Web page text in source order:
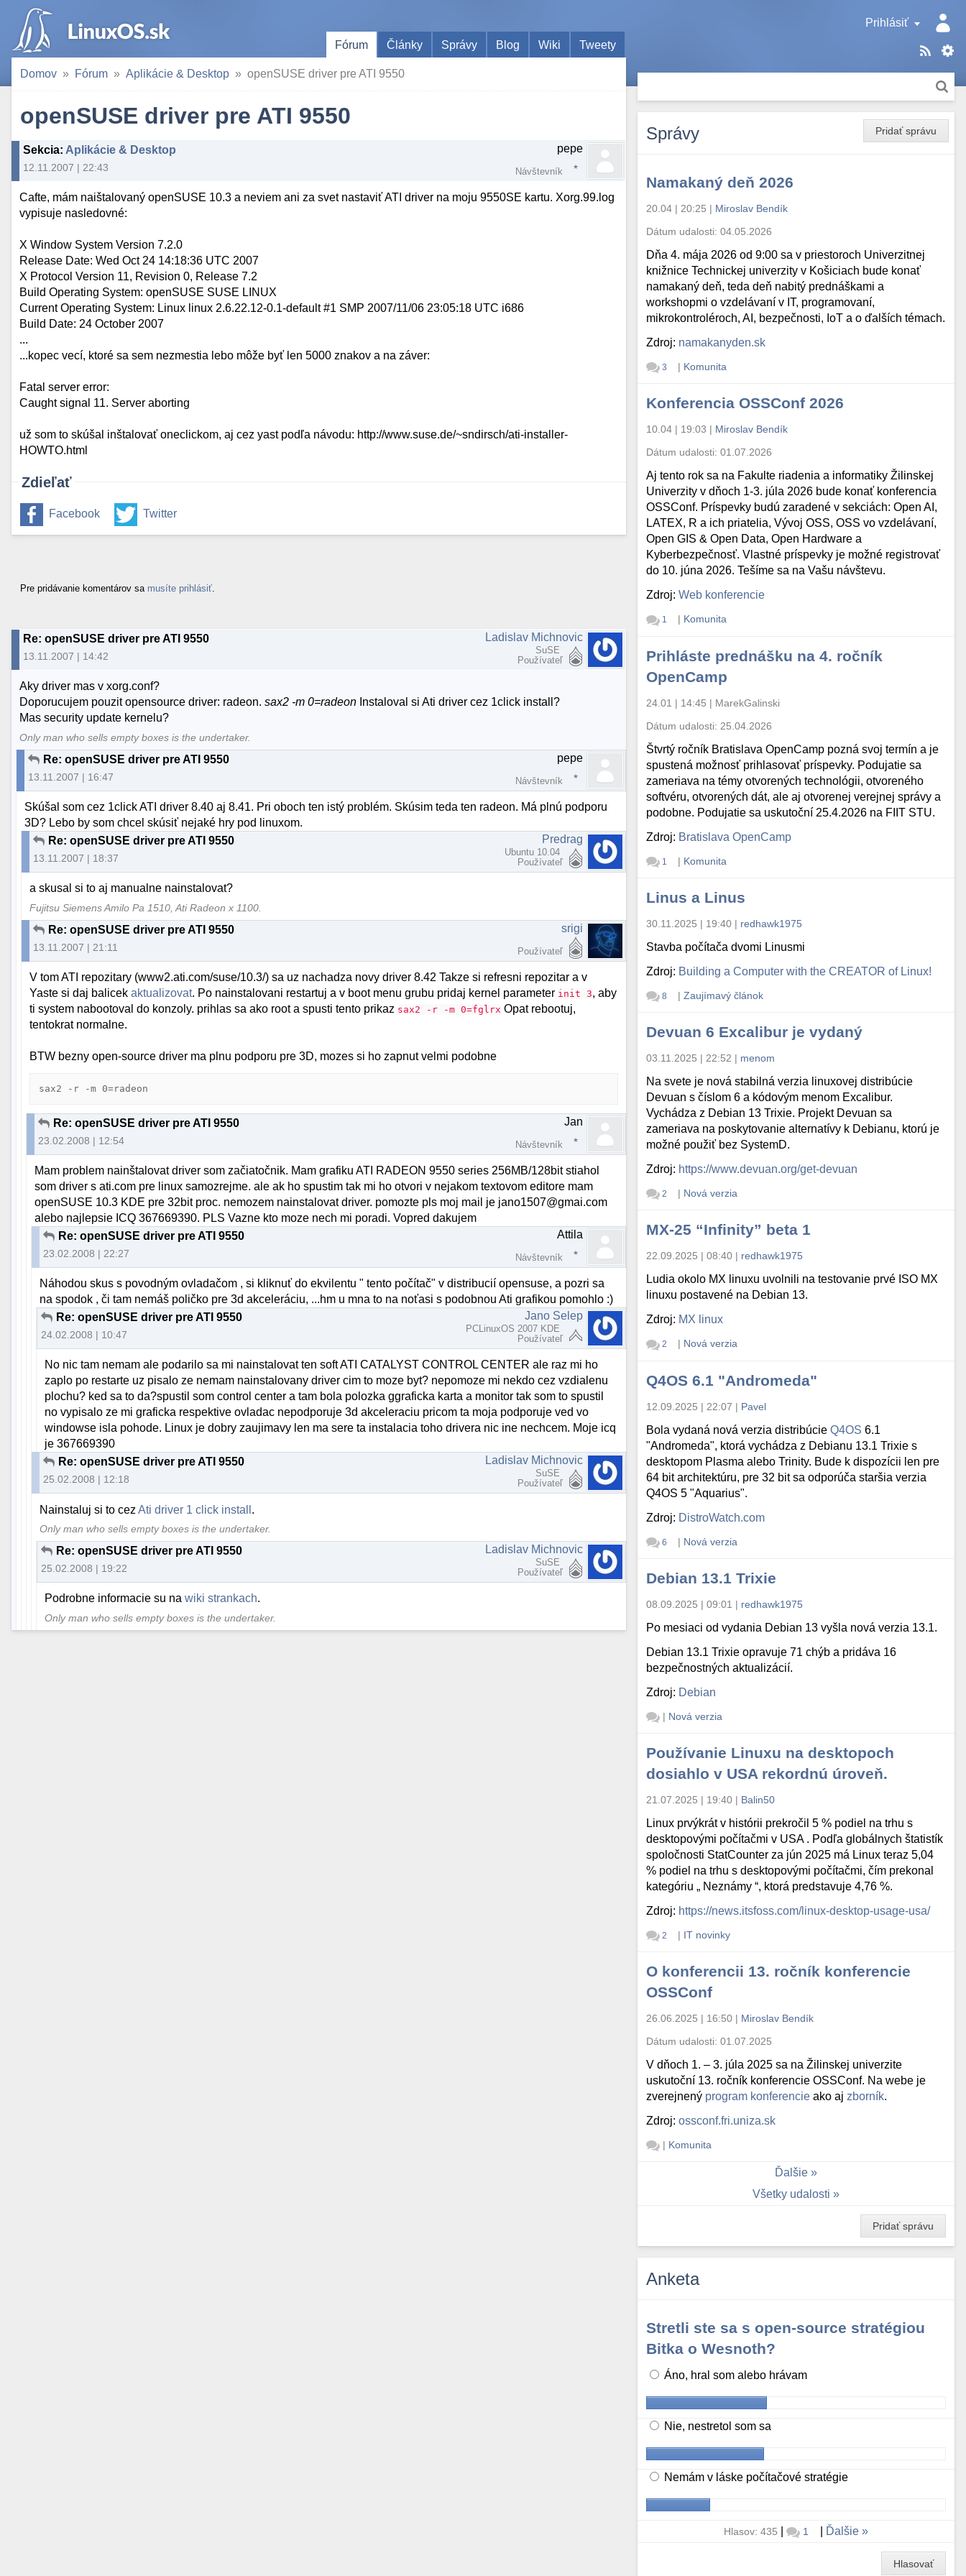
Prihlásiť
Fórum
Články Správy Blog Wiki Tweety
Domov Fórum Aplikácie & Desktop openSUSE driver pre ATI 9550
openSUSE driver pre ATI 9550
Sekcia: Aplikácie & Desktop
12.11.2007 | 22:43
pepe
Návštevník
Cafte, mám naištalovaný openSUSE 10.3 a neviem ani za svet nastaviť ATI driver na moju 9550SE kartu. Xorg.99.log
vypisuje nasledovné:
X Window System Version 7.2.0
Release Date: Wed Oct 24 14:18:36 UTC 2007
X Protocol Version 11, Revision 0, Release 7.2
Build Operating System: openSUSE SUSE LINUX
Current Operating System: Linux linux 2.6.22.12-0.1-default #1 SMP 2007/11/06 23:05:18 UTC i686
Build Date: 24 October 2007
...
...kopec vecí, ktoré sa sem nezmestia lebo môže byť len 5000 znakov a na záver:
Fatal server error:
Caught signal 11. Server aborting
už som to skúšal inštalovať oneclickom, aj cez yast podľa návodu: http://www.suse.de/~sndirsch/ati-installer-
HOWTO.html
Zdieľať
Facebook Twitter
Pre pridávanie komentárov sa musíte prihlásiť
Re: openSUSE driver pre ATI 9550
13.11.2007 | 14:42
Ladislav Michnovic
SuSE
Používateľ
Aky driver mas v xorg.conf?
Doporucujem pouzit opensource driver: radeon.sax2 -m 0=radeon Instaloval si Ati driver cez 1click install?
Mas security update kernelu?
Only man who sells empty boxes is the undertaker.
Re: openSUSE driver pre ATI 9550
13.11.2007 | 16:47
pepe
Návštevník
Skúšal som cez 1click ATI driver 8.40 aj 8.41. Pri oboch ten istý problém. Skúsim teda ten radeon. Má plnú podporu
3D? Lebo by som chcel skúsiť nejaké hry pod linuxom.
Re: openSUSE driver pre ATI 9550
13.11.2007 | 18:37
Predrag
Ubuntu 10.04
Používateľ
a skusal si to aj manualne nainstalovat?
Fujitsu Siemens Amilo Pa 1510, Ati Radeon x 1100.
Re: openSUSE driver pre ATI 9550
13.11.2007 | 21:11
srigi
Používateľ
V tom ATI repozitary (www2.ati.com/suse/10.3/) sa uz nachadza novy driver 8.42 Takze si refresni repozitar a v
Yaste si daj balicekaktualizovat. Po nainstalovani restartuj a v boot menu grubu pridaj kernel parameter init 3, aby
ti system nabootoval do konzoly. prihlas sa ako root a spusti tento prikaz sax2 -r -m 0=fglrx Opat rebootuj,
tentokrat normalne.
BTW bezny open-source driver ma plnu podporu pre 3D, mozes si ho zapnut velmi podobne
sax2 -r -m 0=radeon
Re: openSUSE driver pre ATI 9550
23.02.2008 | 12:54
Jan
Návštevník
Mam problem nainštalovat driver som začiatočnik. Mam grafiku ATI RADEON 9550 series 256MB/128bit stiahol
som driver s ati.com pre linux samozrejme. ale ak ho spustim tak mi ho otvori v nejakom textovom editore mam
openSUSE 10.3 KDE pre 32bit proc. nemozem nainstalovat driver. pomozte pls moj mail je jano1507@gmai.com
alebo najlepsie ICQ 367669390. PLS Vazne kto moze nech mi poradi. Vopred dakujem
Re: openSUSE driver pre ATI 9550
23.02.2008 | 22:27
Attila
Návštevník
Náhodou skus s povodným ovladačom , si kliknuť do ekvilentu " tento počítač" v distribucií opensuse, a pozri sa
na spodok , či tam nemáš poličko pre 3d akceleráciu, ...hm u mna to na noťasi s podobnou Ati grafikou pomohlo :)
Re: openSUSE driver pre ATI 9550
24.02.2008 | 10:47
Jano Selep
PCLinuxOS 2007 KDE
Používateľ
No nic tam nemam ale podarilo sa mi nainstalovat ten soft ATI CATALYST CONTROL CENTER ale raz mi ho
zaplo po restarte uz pisalo ze nemam nainstalovany driver cim to moze byt? nepomoze mi nekdo cez vzdialenu
plochu? ked sa to da?spustil som control center a tam bola polozka ggraficka karta a monitor tak som to spustil
no vypisalo ze mi graficka respektive ovladac nepodporuje 3d akceleraciu pricom ta moja podporuje ved vo
windowse isla pohode. Linux je dobry zaujimavy len ma sere ta instalacia toho drivera nic ine nechcem. Moje icq
je 367669390
Re: openSUSE driver pre ATI 9550
25.02.2008 | 12:18
Ladislav Michnovic
SuSE
Používateľ
Nainstaluj si to cezAti driver 1 click install .
Only man who sells empty boxes is the undertaker.
Re: openSUSE driver pre ATI 9550
25.02.2008 | 19:22
Ladislav Michnovic
SuSE
Používateľ
Podrobne informacie su nawiki strankach.
Only man who sells empty boxes is the undertaker.
Pridať správu
Správy
Namakaný deň 2026
20.04 | 20:25 | Miroslav Bendík
Dátum udalosti:04.05.2026
Dňa 4. mája 2026 od 9:00 sa v priestoroch Univerzitnej
knižnice Technickej univerzity v Košiciach bude konať
namakaný deň, teda deň nabitý prednáškami a
workshopmi o vzdelávaní v IT, programovaní,
mikrokontroléroch, AI, bezpečnosti, IoT a o ďalších témach.
Zdroj: namakanyden.sk
3 | Komunita
Konferencia OSSConf 2026
10.04 | 19:03 | Miroslav Bendík
Dátum udalosti:01.07.2026
Aj tento rok sa na Fakulte riadenia a informatiky Žilinskej
Univerzity v dňoch 1-3. júla 2026 bude konať konferencia
OSSConf. Príspevky budú zaradené v sekciách: Open AI,
LATEX, R a ich priatelia, Vývoj OSS, OSS vo vzdelávaní,
Open GIS & Open Data, Open Hardware a
Kyberbezpečnosť. Vlastné príspevky je možné registrovať
do 10. júna 2026. Tešíme sa na Vašu návštevu.
Zdroj:Web konferencie
1 | Komunita
Prihláste prednášku na 4. ročník
OpenCamp
24.01 | 14:45 | MarekGalinski
Dátum udalosti: 25.04.2026
Štvrtý ročník Bratislava OpenCamp pozná svoj termín a je
spustená možnosť prihlasovať príspevky. Podujatie sa
zameriava na témy otvorených technológii, otvoreného
softvéru, otvorených dát, ale aj otvorenej verejnej správy a
podobne. Podujatie sa uskutoční 25.4.2026 na FIIT STU.
Zdroj: Bratislava OpenCamp
1 | Komunita
Linus a Linus
30.11.2025 | 19:40 | redhawk1975
Stavba počítača dvomi Linusmi
Zdroj: Building a Computer with the CREATOR of Linux!
8 | Zaujímavý článok
Devuan 6 Excalibur je vydaný
03.11.2025 | 22:52 | menom
Na svete je nová stabilná verzia linuxovej distribúcie
Devuan s číslom 6 a kódovým menom Excalibur.
Vychádza z Debian 13 Trixie. Projekt Devuan sa
zameriava na poskytovanie alternatívy k Debianu, ktorú je
možné použiť bez SystemD.
Zdroj: https://www.devuan.org/get-devuan
2 | Nová verzia
MX-25 “Infinity” beta 1
22.09.2025 | 08:40 | redhawk1975
Ludia okolo MX linuxu uvolnili na testovanie prvé ISO MX
linuxu postavené na Debian 13.
Zdroj: MX linux
2 | Nová verzia
Q4OS 6.1 "Andromeda"
12.09.2025 | 22:07 | Pavel
Bola vydaná nová verzia distribúcieQ4OS 6.1
"Andromeda", ktorá vychádza z Debianu 13.1 Trixie s
desktopom Plasma alebo Trinity. Bude k dispozícii len pre
64 bit architektúru, pre 32 bit sa odporúča staršia verzia
Q4OS 5 "Aquarius".
Zdroj: DistroWatch.com
6 | Nová verzia
Debian 13.1 Trixie
08.09.2025 | 09:01 | redhawk1975
Po mesiaci od vydania Debian 13 vyšla nová verzia 13.1.
Debian 13.1 Trixie opravuje 71 chýb a pridáva 16
bezpečnostných aktualizácií.
Zdroj: Debian
| Nová verzia
Používanie Linuxu na desktopoch
dosiahlo v USA rekordnú úroveň.
21.07.2025 | 19:40 | Balin50
Linux prvýkrát v histórii prekročil 5 % podiel na trhu s
desktopovými počítačmi v USA . Podľa globálnych štatistík
spoločnosti StatCounter za jún 2025 má Linux teraz 5,04
% podiel na trhu s desktopovými počítačmi, čím prekonal
kategóriu „ Neznámy “, ktorá predstavuje 4,76 %.
Zdroj: https://news.itsfoss.com/linux-desktop-usage-usa/
2 | IT novinky
O konferencii 13. ročník konferencie
OSSConf
26.06.2025 | 16:50 | Miroslav Bendík
Dátum udalosti:01.07.2025
V dňoch 1. – 3. júla 2025 sa na Žilinskej univerzite
uskutoční 13. ročník konferencie OSSConf. Na webe je
zverejnený program konferencie ako aj zborník.
Zdroj:ossconf.fri.uniza.sk
| Komunita
Ďalšie
Všetky udalosti
Pridať správu
Anketa
Stretli ste sa s open-source stratégiou
Bitka o Wesnoth?
Áno, hral som alebo hrávam
Nie, nestretol som sa
Nemám v láske počítačové stratégie
Hlasov: 435 | 1 Ďalšie
Hlasovať